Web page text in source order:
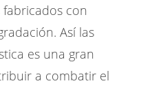
con
Así las
es una gran
a combatir el